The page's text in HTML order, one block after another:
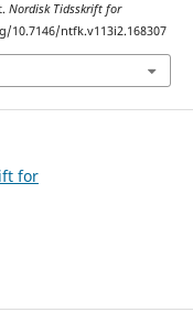
Nordisk Tidsskrift for
10.7146/ntfk.v113i2.168307
for